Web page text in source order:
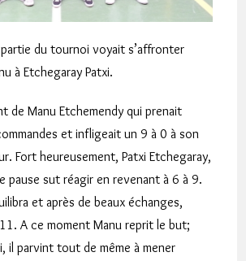
du tournoi voyait s’affronter
à Etchegaray Patxi.
de Manu Etchemendy qui prenait
et infligeait un 9 à 0 à son
Fort heureusement, Patxi Etchegaray,
pause sut réagir en revenant à 6 à 9.
et après de beaux échanges,
A ce moment Manu reprit le but;
il parvint tout de même à mener